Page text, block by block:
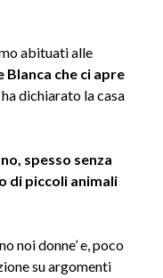
abituati alle
Blanca che ci apre
ha dichiarato la casa
spesso senza
di piccoli animali
noi donne’ e, poco
su argomenti